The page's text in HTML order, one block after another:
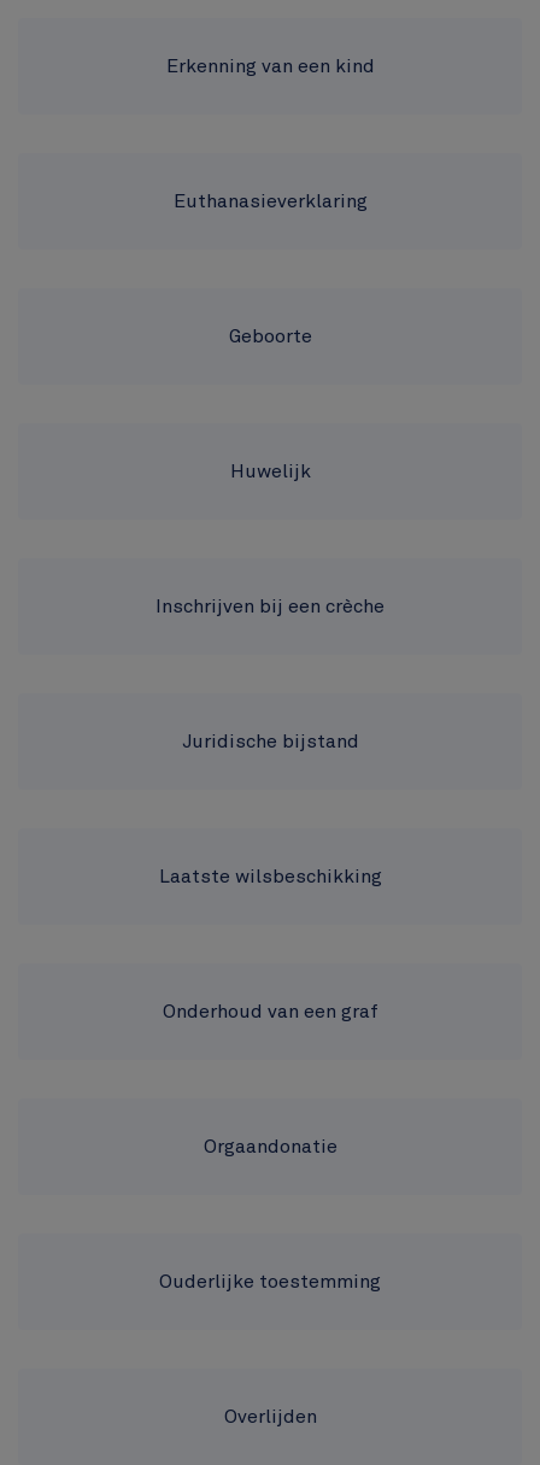
Erkenning van een kind
Euthanasieverklaring
Geboorte
Huwelijk
Inschrijven bij een crèche
Juridische bijstand
Laatste wilsbeschikking
Onderhoud van een graf
Orgaandonatie
Ouderlijke toestemming
Overlijden